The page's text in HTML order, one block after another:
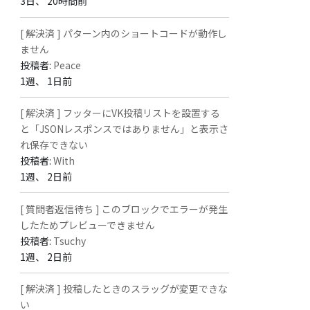
[ 解決済 ] パターン内のショートコードが動作し
ません
投稿者: Peace
1週、 1日前
[ 解決済 ] フッターにVK投稿リストを設置する
と「JSONレスポンスではありません」と表示さ
れ保存できない
投稿者:With
1週、 2日前
[ 質問者返信待ち ] このブロックでエラーが発生
したためプレビューできません
投稿者: Tsuchy
1週、 2日前
[ 解決済 ] 投稿したときのスラッグが変更できな
い